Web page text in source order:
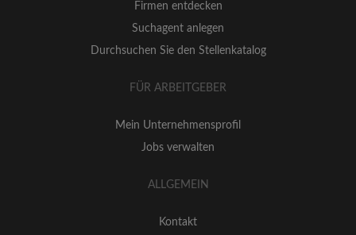
Firmen entdecken
Suchagent anlegen
Durchsuchen Sie den Stellenkatalog
FÜR ARBEITGEBER
Mein Unternehmensprofil
Jobs verwalten
ALLGEMEIN
Kontakt